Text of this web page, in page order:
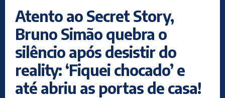
Atento ao Secret Story,
Bruno Simão quebra o
silêncio após desistir do
reality: ‘Fiquei chocado’ e
até abriu as portas de casa!